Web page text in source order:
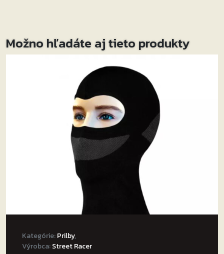
Možno hľadáte aj tieto produkty
Kategórie:Prilby,
Výrobca:Street Racer